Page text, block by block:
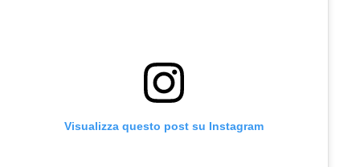
Visualizza questo post su Instagram